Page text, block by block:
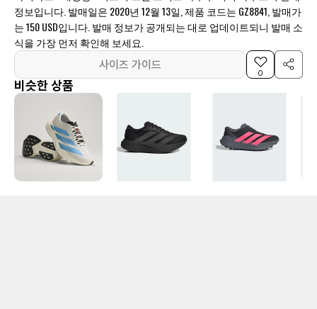
정보입니다. 발매일은 2020년 12월 13일, 제품 코드는 GZ8841, 발매가
는 150 USD입니다. 발매 정보가 공개되는 대로 업데이트되니 발매 소
식을 가장 먼저 확인해 보세요.
사이즈 가이드
0
비슷한 상품